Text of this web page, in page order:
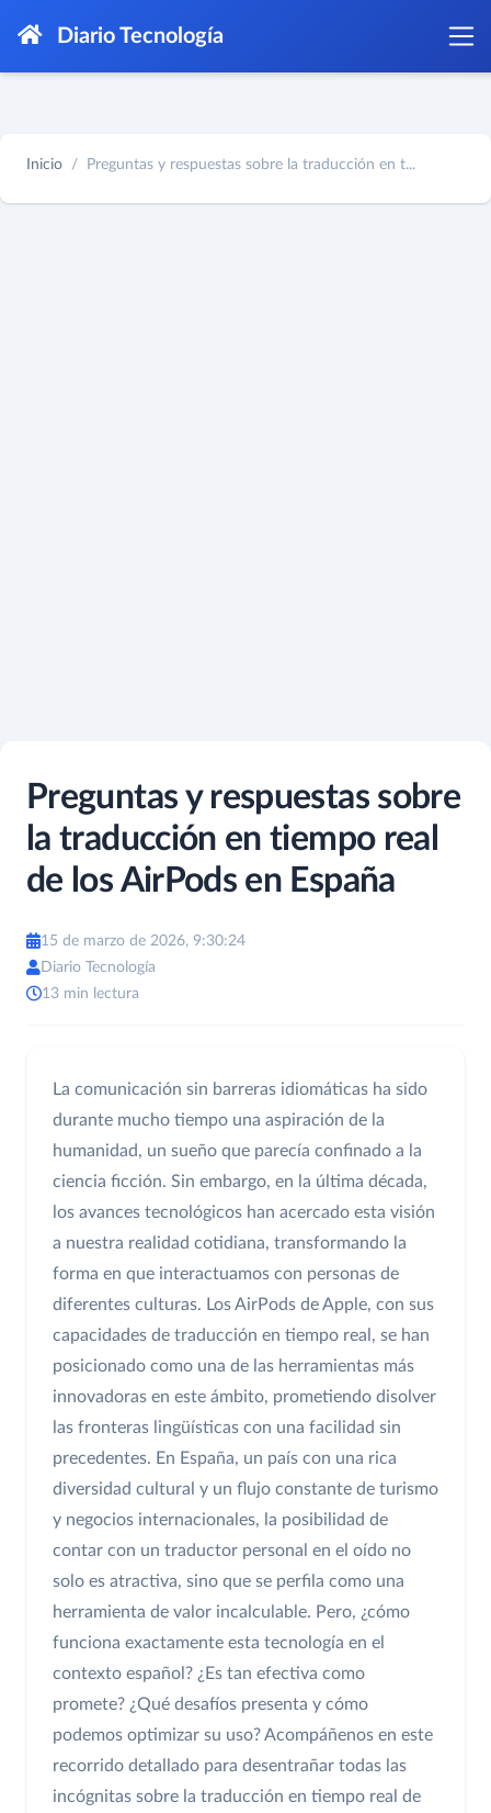
Diario Tecnología
Inicio Preguntas y respuestas sobre la traducción en t...
Preguntas y respuestas sobre
la traducción en tiempo real
de los AirPods en España
15 de marzo de 2026, 9:30:24
Diario Tecnología
13 min lectura
La comunicación sin barreras idiomáticas ha sido
durante mucho tiempo una aspiración de la
humanidad, un sueño que parecía confinado a la
ciencia ficción. Sin embargo, en la última década,
los avances tecnológicos han acercado esta visión
a nuestra realidad cotidiana, transformando la
forma en que interactuamos con personas de
diferentes culturas. Los AirPods de Apple, con sus
capacidades de traducción en tiempo real, se han
posicionado como una de las herramientas más
innovadoras en este ámbito, prometiendo disolver
las fronteras lingüísticas con una facilidad sin
precedentes. En España, un país con una rica
diversidad cultural y un flujo constante de turismo
y negocios internacionales, la posibilidad de
contar con un traductor personal en el oído no
solo es atractiva, sino que se perfila como una
herramienta de valor incalculable. Pero, ¿cómo
funciona exactamente esta tecnología en el
contexto español? ¿Es tan efectiva como
promete? ¿Qué desafíos presenta y cómo
podemos optimizar su uso? Acompáñenos en este
recorrido detallado para desentrañar todas las
incógnitas sobre la traducción en tiempo real de